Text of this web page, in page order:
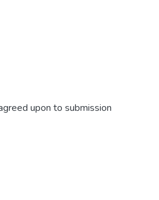
upon to submission